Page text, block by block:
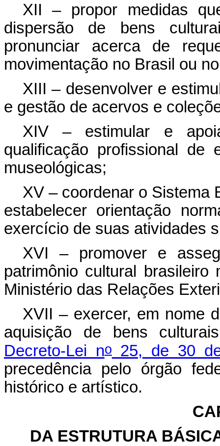
XII – propor medidas
dispersão de bens
pronunciar acerca de
movimentação no Brasil ou
XIII – desenvolver e
e gestão de acervos e
XIV – estimular e
qualificação profissional de
museológicas;
XV – coordenar o Sistema
estabelecer orientação
exercício de suas atividades
XVI – promover e
patrimônio cultural
Ministério das Relações
XVII – exercer, em nome
aquisição de bens
Decreto-Lei no25, de 30 de
precedência pelo órgão
histórico e artístico.
DA ESTRUTURA